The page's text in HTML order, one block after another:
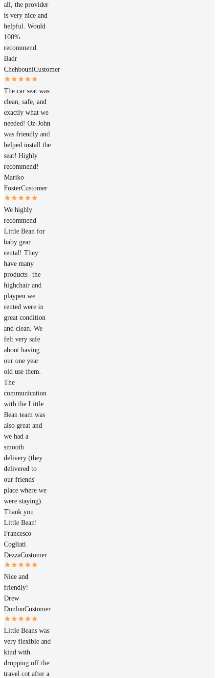
all, the provider
is very nice and
helpful. Would
100%
recommend.
Badr
ChehbouniCustomer
The car seat was
clean, safe, and
exactly what we
needed! Oz-John
was friendly and
helped install the
seat! Highly
recommend!
Mariko
FosterCustomer
We highly
recommend
Little Bean for
baby gear
rental! They
have many
products--the
highchair and
playpen we
rented were in
great condition
and clean. We
felt very safe
about having
our one year
old use them.
The
communication
with the Little
Bean team was
also great and
we had a
smooth
delivery (they
delivered to
our friends'
place where we
were staying).
Thank you
Little Bean!
Francesco
Cogliati
DezzaCustomer
Nice and
friendly!
Drew
DonlonCustomer
Little Beans was
very flexible and
kind with
dropping off the
travel cot after a